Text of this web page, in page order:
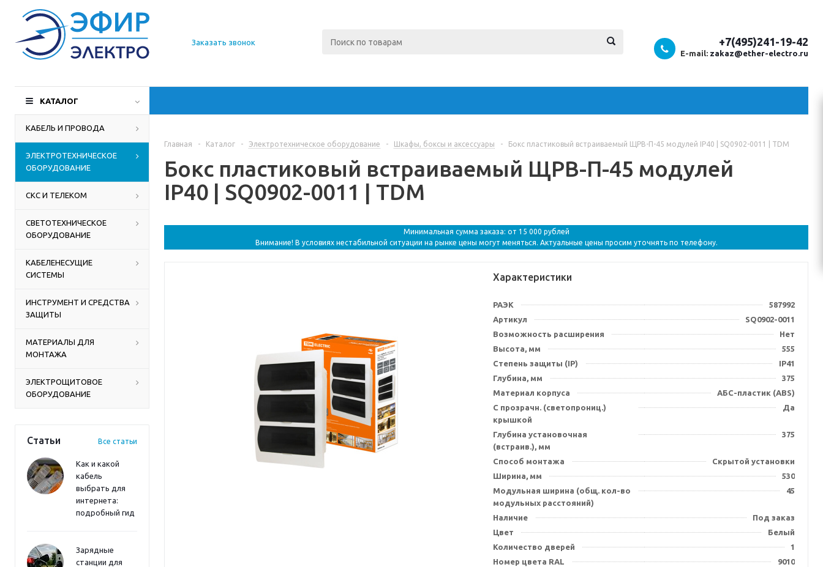
О компании
Доставка
Производители
Контакты
Заказать звонок +7(495)241-19-42
E-mail: zakaz@ether-electro.ru
КАТАЛОГ
КАБЕЛЬ И ПРОВОДА
ЭЛЕКТРОТЕХНИЧЕСКОЕ
ОБОРУДОВАНИЕ
СКС И ТЕЛЕКОМ
СВЕТОТЕХНИЧЕСКОЕ
ОБОРУДОВАНИЕ
КАБЕЛЕНЕСУЩИЕ
СИСТЕМЫ
ИНСТРУМЕНТ И СРЕДСТВА
ЗАЩИТЫ
МАТЕРИАЛЫ ДЛЯ
МОНТАЖА
ЭЛЕКТРОЩИТОВОЕ
ОБОРУДОВАНИЕ
Статьи Все статьи
Как и какой
кабель
выбрать для
интернета:
подробный гид
Зарядные
станции для
Главная - Каталог - Электротехническое оборудование - Шкафы, боксы и аксессуары - Бокс пластиковый встраиваемый ЩРВ-П-45 модулей IP40 | SQ0902-0011 | TDM
Бокс пластиковый встраиваемый ЩРВ-П-45 модулей
IP40 | SQ0902-0011 | TDM
Минимальная сумма заказа: от 15 000 рублей
Внимание! В условиях нестабильной ситуации на рынке цены могут меняться. Актуальные цены просим уточнять по телефону.
Характеристики
РАЭК
587992
Артикул
SQ0902-0011
Возможность расширения
Нет
Высота, мм
555
Степень защиты (IP)
IP41
Глубина, мм
375
Материал корпуса
АБС-пластик (ABS)
С прозрачн. (светопрониц.)
крышкой
Да
Глубина установочная
(встраив.), мм
375
Способ монтажа
Скрытой установки
Ширина, мм
530
Модульная ширина (общ. кол-во
модульных расстояний)
45
Наличие
Под заказ
Цвет
Белый
Количество дверей
1
Номер цвета RAL
9010